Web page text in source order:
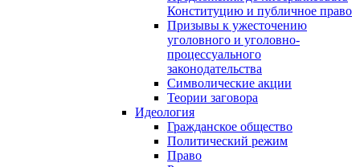
Конституцию и публичное право
Призывы к ужесточению
уголовного и уголовно-
процессуального
законодательства
Символические акции
Теории заговора
Идеология
Гражданское общество
Политический режим
Право